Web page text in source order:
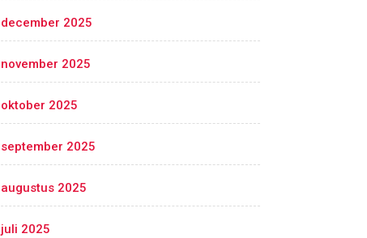
december 2025
november 2025
oktober 2025
september 2025
augustus 2025
juli 2025